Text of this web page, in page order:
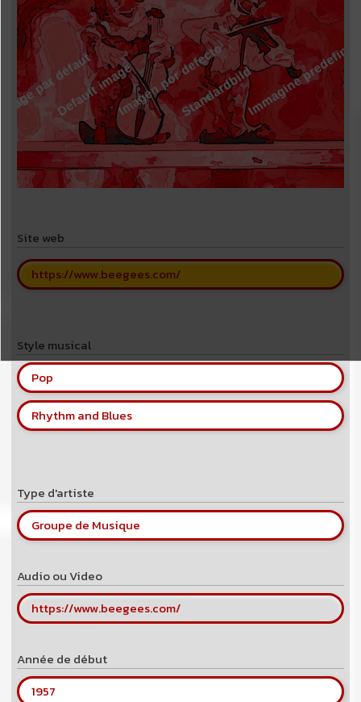
Site web
https://www.beegees.com/
Style musical
Pop
Rhythm and Blues
Type d'artiste
Groupe de Musique
Audio ou Video
https://www.beegees.com/
Année de début
1957